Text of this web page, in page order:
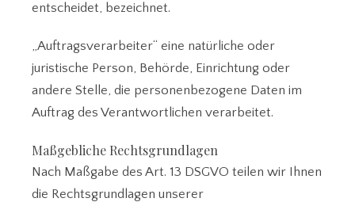
entscheidet, bezeichnet.
„Auftragsverarbeiter“ eine natürliche oder
juristische Person, Behörde, Einrichtung oder
andere Stelle, die personenbezogene Daten im
Auftrag des Verantwortlichen verarbeitet.
Maßgebliche Rechtsgrundlagen
Nach Maßgabe des Art. 13 DSGVO teilen wir Ihnen
die Rechtsgrundlagen unserer